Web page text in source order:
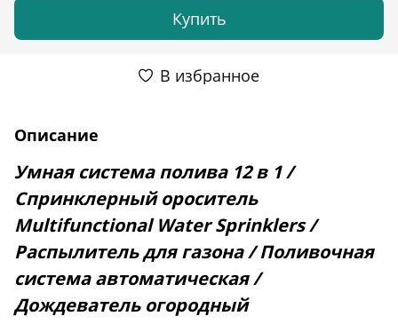
Купить
В избранное
Описание
Умная система полива 12 в 1 /
Спринклерный ороситель
Multifunctional Water Sprinklers /
Распылитель для газона / Поливочная
система автоматическая /
Дождеватель огородный